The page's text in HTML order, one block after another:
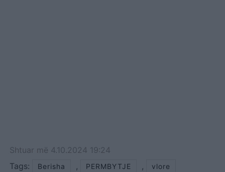
Shtuar më 4.10.2024 19:24
Tags:
Berisha , PERMBYTJE , vlore